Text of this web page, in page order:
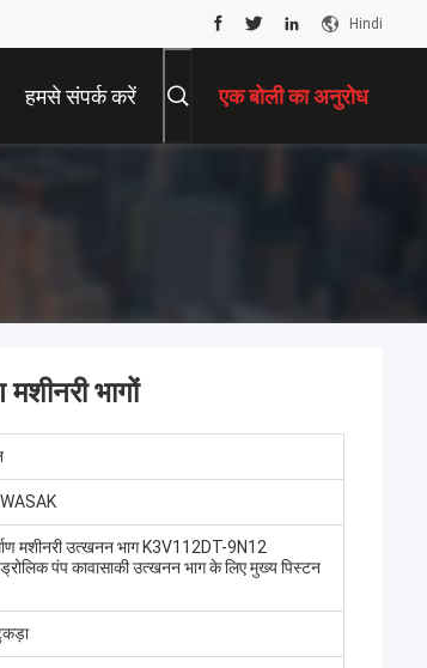
Hindi
हमसे संपर्क करें एक बोली का अनुरोध
भागों
मशीनरी उत्खनन भाग K3V112DT-9N12
पंप कावासाकी उत्खनन भाग के लिए मुख्य पिस्टन